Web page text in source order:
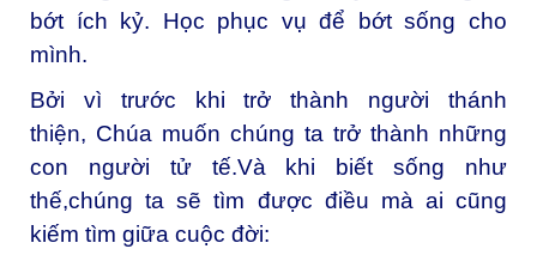
bớt ích kỷ. Học phục vụ để bớt sống cho
mình.
Bởi vì trước khi trở thành người thánh
thiện, Chúa muốn chúng ta trở thành những
con người tử tế.Và khi biết sống như
thế,chúng ta sẽ tìm được điều mà ai cũng
kiếm tìm giữa cuộc đời: